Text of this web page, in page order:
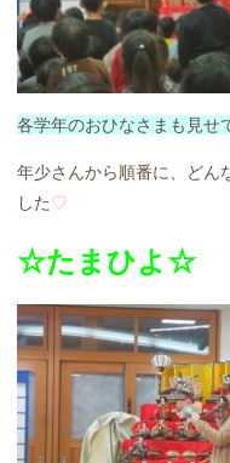
各学年のおひなさまも見せ
年少さんから順番に、どん
した♡
☆たまひよ☆